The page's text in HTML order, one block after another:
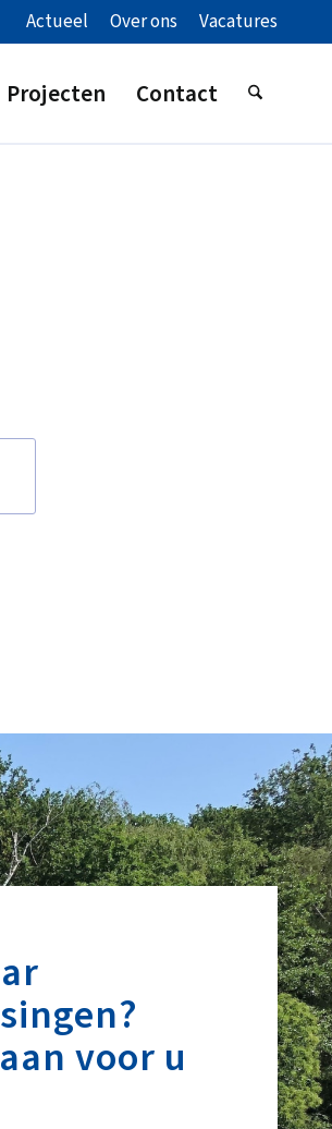
Actueel Over ons Vacatures
Projecten Contact
voor u